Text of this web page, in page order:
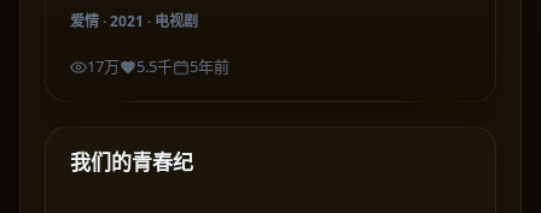
爱情·2021 · 电视剧
17万 5.5千 5年前
热门
我们的青春纪